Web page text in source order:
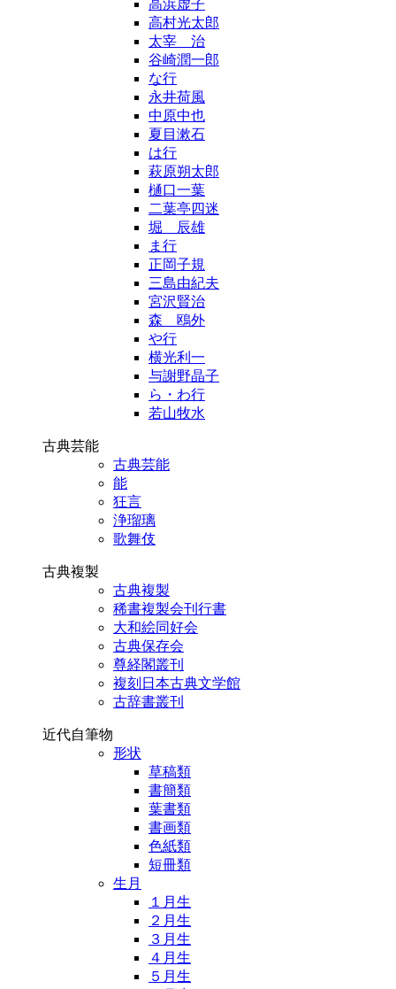
高浜虚子
高村光太郎
太宰 治
谷崎潤一郎
な行
永井荷風
中原中也
夏目漱石
は行
萩原朔太郎
樋口一葉
二葉亭四迷
堀 辰雄
ま行
正岡子規
三島由紀夫
宮沢賢治
森 鴎外
や行
横光利一
与謝野晶子
ら・わ行
若山牧水
古典芸能
古典芸能
能
狂言
浄瑠璃
歌舞伎
古典複製
古典複製
稀書複製会刊行書
大和絵同好会
古典保存会
尊経閣叢刊
複刻日本古典文学館
古辞書叢刊
近代自筆物
形状
草稿類
書簡類
葉書類
書画類
色紙類
短冊類
生月
１月生
２月生
３月生
４月生
５月生